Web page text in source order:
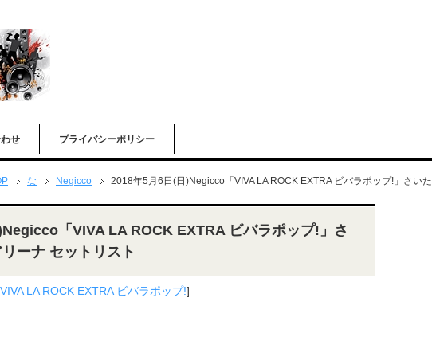
せ プライバシーポリシー
な Negicco 2018年5月6日(日)Negicco「VIVA LA ROCK EXTRA ビバラポップ!」さい
「VIVA LA ROCK EXTRA ビバラポップ!」さ
ーナ セットリスト
VIVA LA ROCK EXTRA ビバラポップ!]